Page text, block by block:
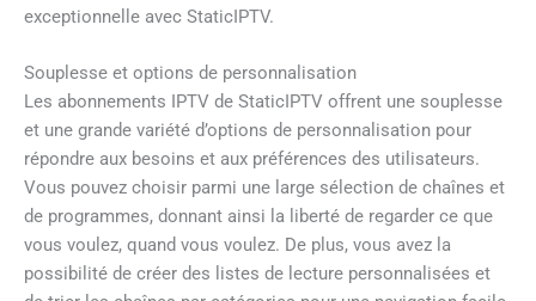
exceptionnelle avec StaticIPTV.
Souplesse et options de personnalisation
Les abonnements IPTV de StaticIPTV offrent une souplesse
et une grande variété d’options de personnalisation pour
répondre aux besoins et aux préférences des utilisateurs.
Vous pouvez choisir parmi une large sélection de chaînes et
de programmes, donnant ainsi la liberté de regarder ce que
vous voulez, quand vous voulez. De plus, vous avez la
possibilité de créer des listes de lecture personnalisées et